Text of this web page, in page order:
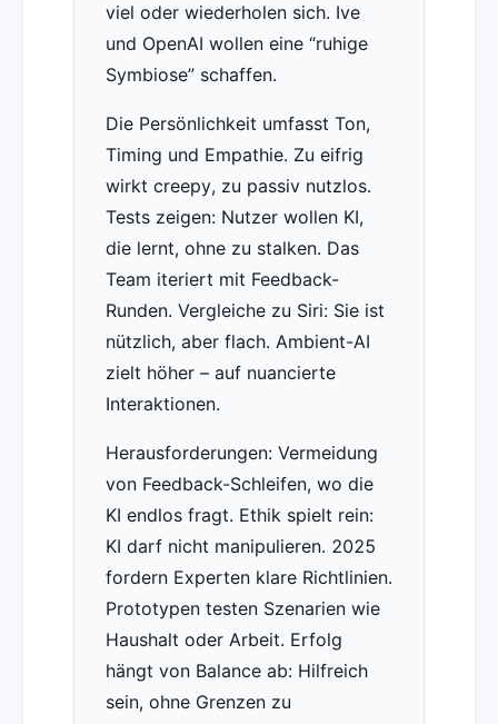
viel oder wiederholen sich. Ive
und OpenAI wollen eine “ruhige
Symbiose” schaffen.
Die Persönlichkeit umfasst Ton,
Timing und Empathie. Zu eifrig
wirkt creepy, zu passiv nutzlos.
Tests zeigen: Nutzer wollen KI,
die lernt, ohne zu stalken. Das
Team iteriert mit Feedback-
Runden. Vergleiche zu Siri: Sie ist
nützlich, aber flach. Ambient-AI
zielt höher – auf nuancierte
Interaktionen.
Herausforderungen: Vermeidung
von Feedback-Schleifen, wo die
KI endlos fragt. Ethik spielt rein:
KI darf nicht manipulieren. 2025
fordern Experten klare Richtlinien.
Prototypen testen Szenarien wie
Haushalt oder Arbeit. Erfolg
hängt von Balance ab: Hilfreich
sein, ohne Grenzen zu